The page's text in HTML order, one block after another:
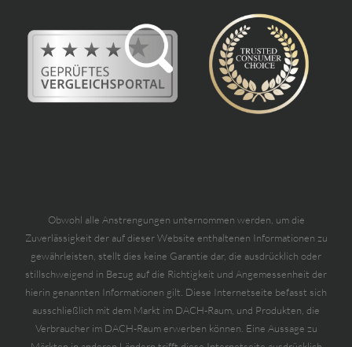
Obwohl alle Anstrengungen unternommen werden, um die
Zuverlässigkeit der auf dieser Website enthaltenen Informationen zu
gewährleisten, stellt dies keine Garantie dar, die ausdrücklich oder
stillschweigend in Bezug auf die Richtigkeit und Angemessenheit der
hierin genannten Informationen gilt. Diese Internetseite befasst sich
ausschließlich mit dem Markt im DACH-Raum, und Produkten, die
Verbraucher im DACH-Raum erwerben können. Eine Aussage zu